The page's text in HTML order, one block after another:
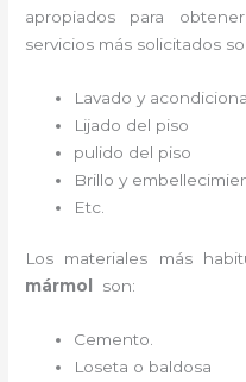
apropiados para
servicios más solicitados
Lavado y
Lijado del piso
pulido del piso
Brillo y
Etc.
Los materiales más
mármol
son:
Cemento.
Loseta o baldosa